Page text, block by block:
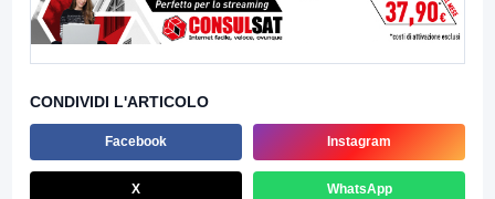
CONDIVIDI L'ARTICOLO
Facebook Instagram
X WhatsApp